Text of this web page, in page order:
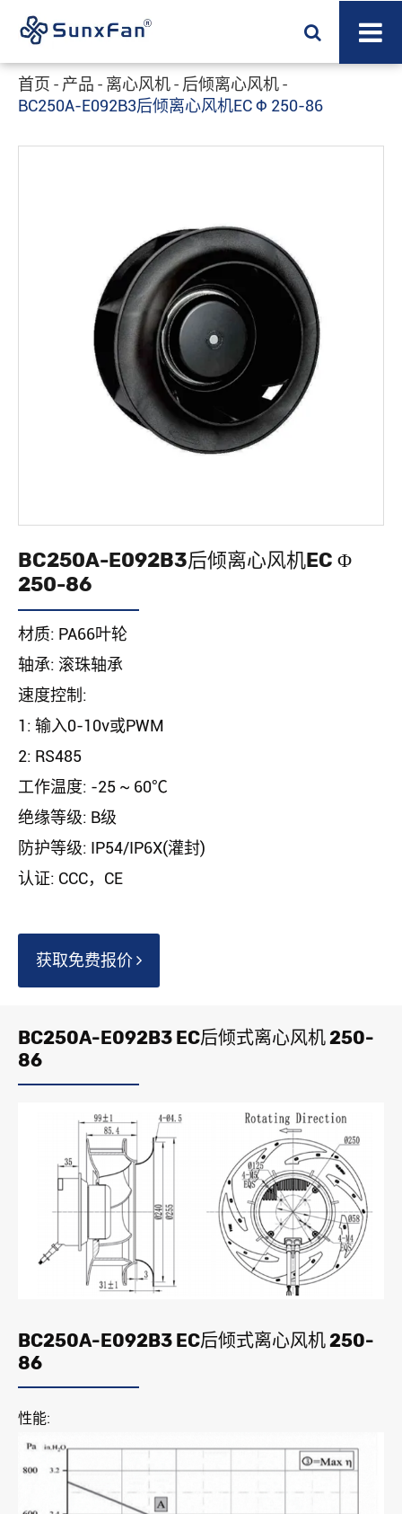
首页 产品 离心风机
后倾离心风机
BC250A-E092B3后倾离心风机EC Φ 250-86
BC250A-E092B3后倾离心风机EC Φ
250-86
材质: PA66叶轮
轴承: 滚珠轴承
速度控制:
1: 输入0-10v或PWM
2: RS485
工作温度: -25 ~ 60℃
绝缘等级: B级
防护等级: IP54/IP6X(灌封)
认证: CCC，CE
获取免费报价
BC250A-E092B3 EC后倾式离心风机 250-
86
BC250A-E092B3 EC后倾式离心风机 250-
86
性能: